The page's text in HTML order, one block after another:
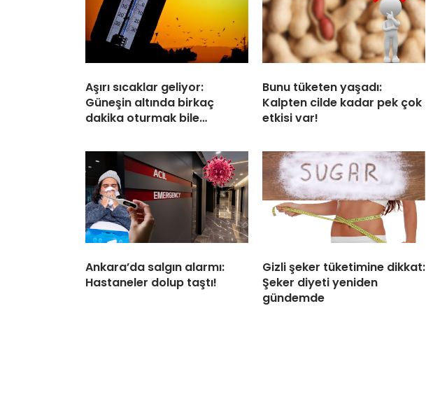
Aşırı sıcaklar geliyor:
Güneşin altında birkaç
dakika oturmak bile…
Bunu tüketen yaşadı:
Kalpten cilde kadar pek çok
etkisi var!
Ankara’da salgın alarmı:
Hastaneler dolup taştı!
Gizli şeker tüketimine dikkat:
Şeker diyeti yeniden
gündemde